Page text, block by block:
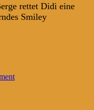
rettet Didi eine